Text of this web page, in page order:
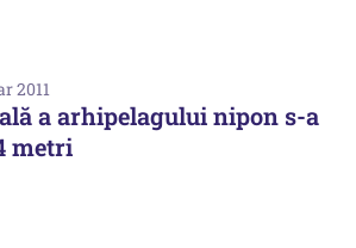
2011
a arhipelagului nipon s-a
metri